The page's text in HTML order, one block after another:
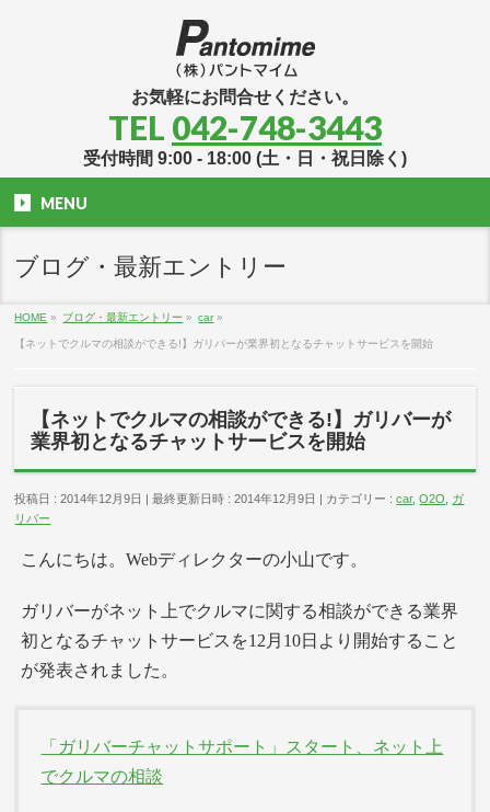
お気軽にお問合せください。
TEL 042-748-3443
受付時間 9:00 - 18:00 (土・日・祝日除く)
MENU
ブログ・最新エントリー
HOME » ブログ・最新エントリー » car»
【ネットでクルマの相談ができる!】ガリバーが業界初となるチャットサービスを開始
【ネットでクルマの相談ができる!】ガリバーが
業界初となるチャットサービスを開始
投稿日 : 2014年12月9日 最終更新日時 : 2014年12月9日 カテゴリー :car,O2O
ガ
リバー
こんにちは。Webディレクターの小山です。
ガリバーがネット上でクルマに関する相談ができる業界
初となるチャットサービスを12月10日より開始すること
が発表されました。
「ガリバーチャットサポート」スタート、ネット上
でクルマの相談